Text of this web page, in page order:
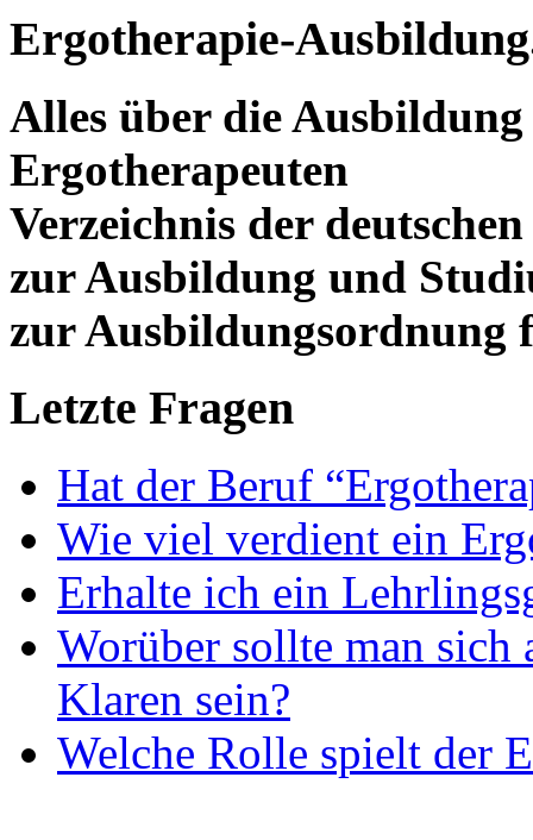
Ergotherapie-
Alles über die
Ergotherapeuten
Verzeichnis der
zur Ausbildung und
zur Ausbildungsordnung
Letzte Fragen
Hat der Beruf
Wie viel verdient ein
Erhalte ich ein
Worüber sollte man sich
Klaren sein?
Welche Rolle spielt der